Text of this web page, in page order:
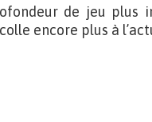
de jeu
encore plus à